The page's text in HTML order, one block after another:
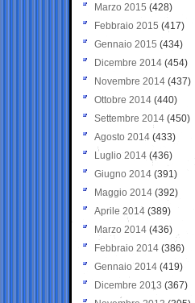
Marzo 2015 (428)
Febbraio 2015 (417)
Gennaio 2015 (434)
Dicembre 2014 (454)
Novembre 2014 (437)
Ottobre 2014 (440)
Settembre 2014 (450)
Agosto 2014 (433)
Luglio 2014 (436)
Giugno 2014 (391)
Maggio 2014 (392)
Aprile 2014 (389)
Marzo 2014 (436)
Febbraio 2014 (386)
Gennaio 2014 (419)
Dicembre 2013 (367)